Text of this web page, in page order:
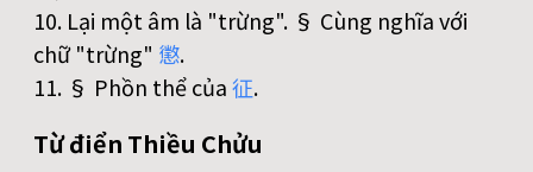
10. Lại một âm là "trừng". § Cùng nghĩa với
chữ "trừng" 懲.
11. § Phồn thể của征.
Từ điển Thiều Chửu